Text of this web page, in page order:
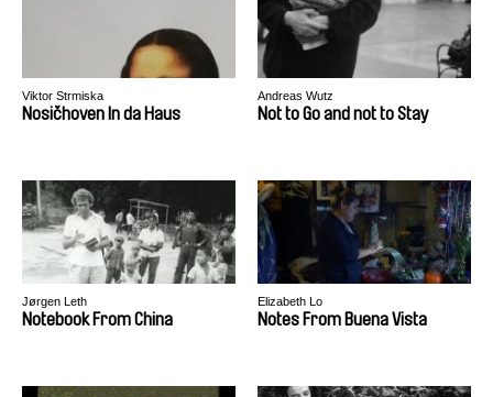
Viktor Strmiska
Nosičhoven In da Haus
Andreas Wutz
Not to Go and not to Stay
Jørgen Leth
Notebook From China
Elizabeth Lo
Notes From Buena Vista